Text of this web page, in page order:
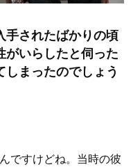
手されたばかりの頃
がいらしたと伺った
まったのでしょう
ですけどね。当時の彼